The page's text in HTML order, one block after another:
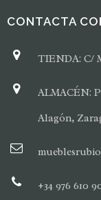
CONTACTA
TIENDA: C/
ALMACÉN:
Alagón,
+34 976 610